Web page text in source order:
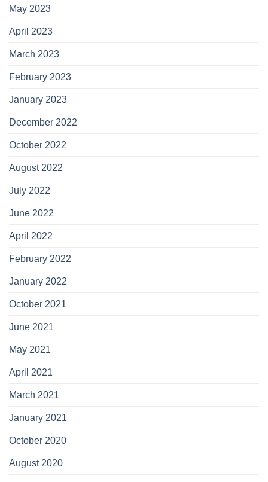
May 2023
April 2023
March 2023
February 2023
January 2023
December 2022
October 2022
August 2022
July 2022
June 2022
April 2022
February 2022
January 2022
October 2021
June 2021
May 2021
April 2021
March 2021
January 2021
October 2020
August 2020